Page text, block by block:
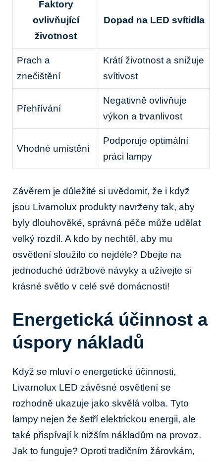
Faktory
ovlivňující
životnost
Dopad na LED svítidla
Prach a
znečištění
Krátí životnost a snižuje
svítivost
Přehřívání
Negativně ovlivňuje
výkon a‍ trvanlivost
Vhodné umístění
Podporuje ‌optimální
práci lampy
Závěrem je důležité ‍si uvědomit, že ​i ‍když
jsou​ Livarnolux⁢ produkty navrženy tak, aby
byly ⁤dlouhověké, správná péče ​může udělat
velký rozdíl. A ⁢kdo‍ by nechtěl, aby mu
⁤osvětlení⁢ sloužilo co nejdéle?⁣ Dbejte ⁤na
jednoduché údržbové návyky a užívejte si⁣
krásné světlo v⁣ celé své domácnosti!
Energetická účinnost a
úspory nákladů
Když se⁢ mluví‌ o energetické účinnosti,​
Livarnolux LED závěsné osvětlení se
rozhodně ukazuje jako​ skvělá volba. Tyto
lampy nejen‍ že šetří ‌elektrickou energii, ale
také přispívají ⁤k nižším⁣ nákladům ​na provoz.
Jak to funguje? Oproti tradičním žárovkám,